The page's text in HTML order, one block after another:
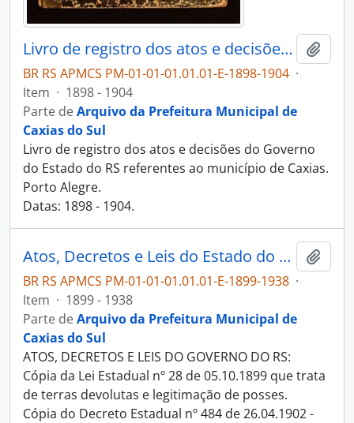
Livro de registro dos atos e decisões do Governo do Estado do RS
BR RS APMCS PM-01-01-01.01.01-E-1898-1904 ·
Item · 1898 - 1904
Parte deArquivo da Prefeitura Municipal de
Caxias do Sul
Livro de registro dos atos e decisões do Governo
do Estado do RS referentes ao município de Caxias.
Porto Alegre.
Datas: 1898 - 1904.
Atos, Decretos e Leis do Estado do Rio Grande do Sul e do Governo Federal
BR RS APMCS PM-01-01-01.01.01-E-1899-1938 ·
Item · 1899 - 1938
Parte deArquivo da Prefeitura Municipal de
Caxias do Sul
ATOS, DECRETOS E LEIS DO GOVERNO DO RS:
Cópia da Lei Estadual nº 28 de 05.10.1899 que trata
de terras devolutas e legitimação de posses.
Cópia do Decreto Estadual nº 484 de 26.04.1902 -